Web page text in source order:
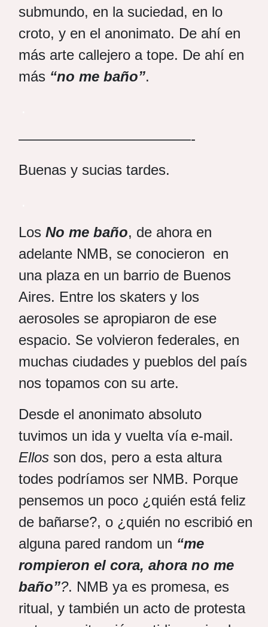
submundo, en la suciedad, en lo
croto, y en el anonimato. De ahí en
más arte callejero a tope. De ahí en
más “no me baño”.
————————————-
Buenas y sucias tardes.
Los No me baño, de ahora en
adelante NMB, se conocieron en
una plaza en un barrio de Buenos
Aires. Entre los skaters y los
aerosoles se apropiaron de ese
espacio. Se volvieron federales, en
muchas ciudades y pueblos del país
nos topamos con su arte.
Desde el anonimato absoluto
tuvimos un ida y vuelta vía e-mail.
Ellosson dos, pero a esta altura
todes podríamos ser NMB. Porque
pensemos un poco ¿quién está feliz
de bañarse?, o ¿quién no escribió en
alguna pared random un “me
rompieron el cora, ahora no me
baño”?. NMB ya es promesa, es
ritual, y también un acto de protesta